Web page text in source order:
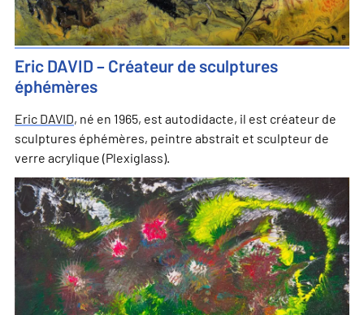
Eric DAVID – Créateur de sculptures
éphémères
Eric DAVID, né en 1965, est autodidacte, il est créateur de
sculptures éphémères, peintre abstrait et sculpteur de
verre acrylique (Plexiglass).